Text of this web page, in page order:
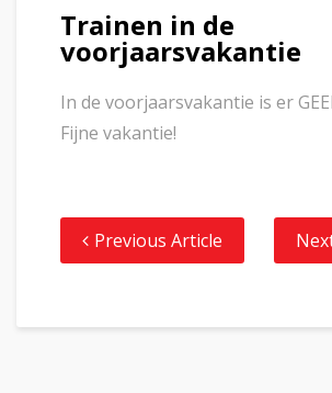
Trainen in de
voorjaarsvakantie
In de voorjaarsvakantie is er
Fijne vakantie!
Previous Article